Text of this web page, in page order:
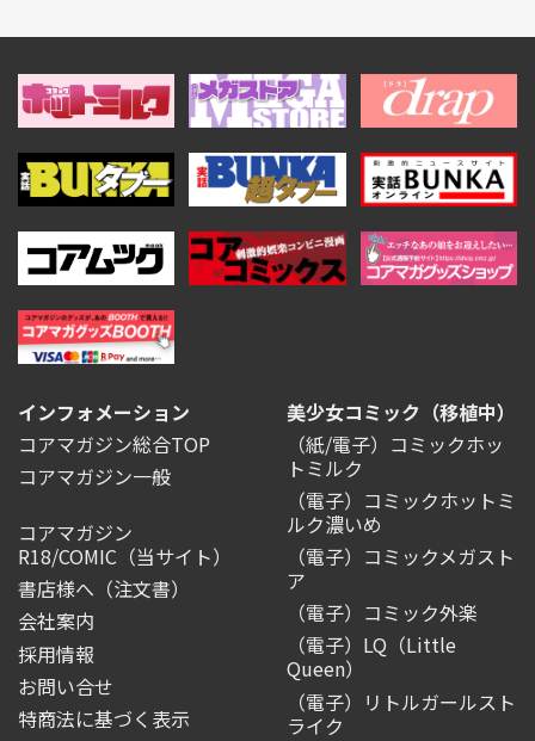
インフォメーション
コアマガジン総合TOP
コアマガジン一般
コアマガジン
R18/COMIC （当サイト）
書店様へ（注文書）
会社案内
採用情報
お問い合せ
特商法に基づく表示
美少女コミック（移植中）
（紙/電子）コミックホッ
トミルク
（電子）コミックホットミ
ルク濃いめ
（電子）コミックメガスト
ア
（電子）コミック外楽
（電子）LQ（Little
Queen）
（電子）リトルガールスト
ライク